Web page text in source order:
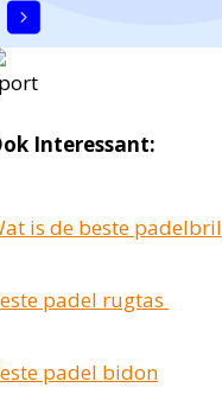
Interessant:
is de beste padelbril
padel rugtas
padel bidon